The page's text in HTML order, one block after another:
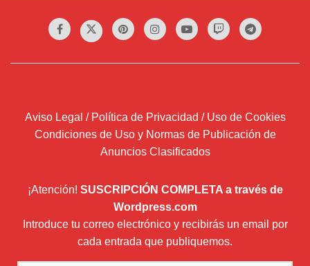
Aviso Legal / Política de Privacidad / Uso de Cookies
Condiciones de Uso y Normas de Publicación de
Anuncios Clasificados
¡Atención! SUSCRIPCIÓN COMPLETA a través de
Wordpress.com
Introduce tu correo electrónico y recibirás un email por
cada entrada que publiquemos.